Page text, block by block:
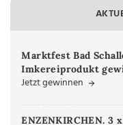
Marktfest Bad
Imkereiprodukt
Jetzt gewinnen
ENZENKIRCHEN. 3